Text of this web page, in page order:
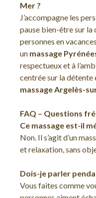
Mer ?
J’accompagne les
pause bien-être sur
personnes en
un massage
respectueux et à
centrée sur la détente
massage Argelès-
FAQ – Questions
Ce massage est-il
Non. Il s’agit d’un
et relaxation, sans
Dois-je parler
Vous faites comme